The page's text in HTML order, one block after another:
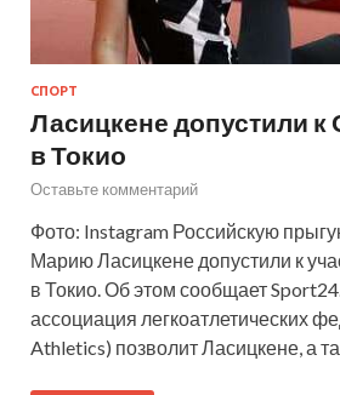
СПОРТ
Ласицкене допустили
в Токио
Оставьте комментарий
Фото: Instagram Российскую
Марию Ласицкене допустили к
в Токио. Об этом сообщает
ассоциация легкоатлетических
Athletics) позволит Ласицкене, а